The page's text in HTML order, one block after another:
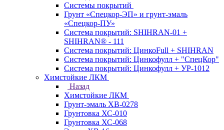
Системы покрытий
Грунт «Спецкор-ЭП» и грунт-эмаль
«Спецкор-ПУ»
Система покрытий: SHIHRAN-01 +
SHIHRAN® - 111
Система покрытий: ЦинкоFull + SHIHRAN
Система покрытий: Цинкофулл + "СпецКор"
Система покрытий: Цинкофулл + УР-1012
Химстойкие ЛКМ
Назад
Химстойкие ЛКМ
Грунт-эмаль ХВ-0278
Грунтовка ХС-010
Грунтовка ХС-068